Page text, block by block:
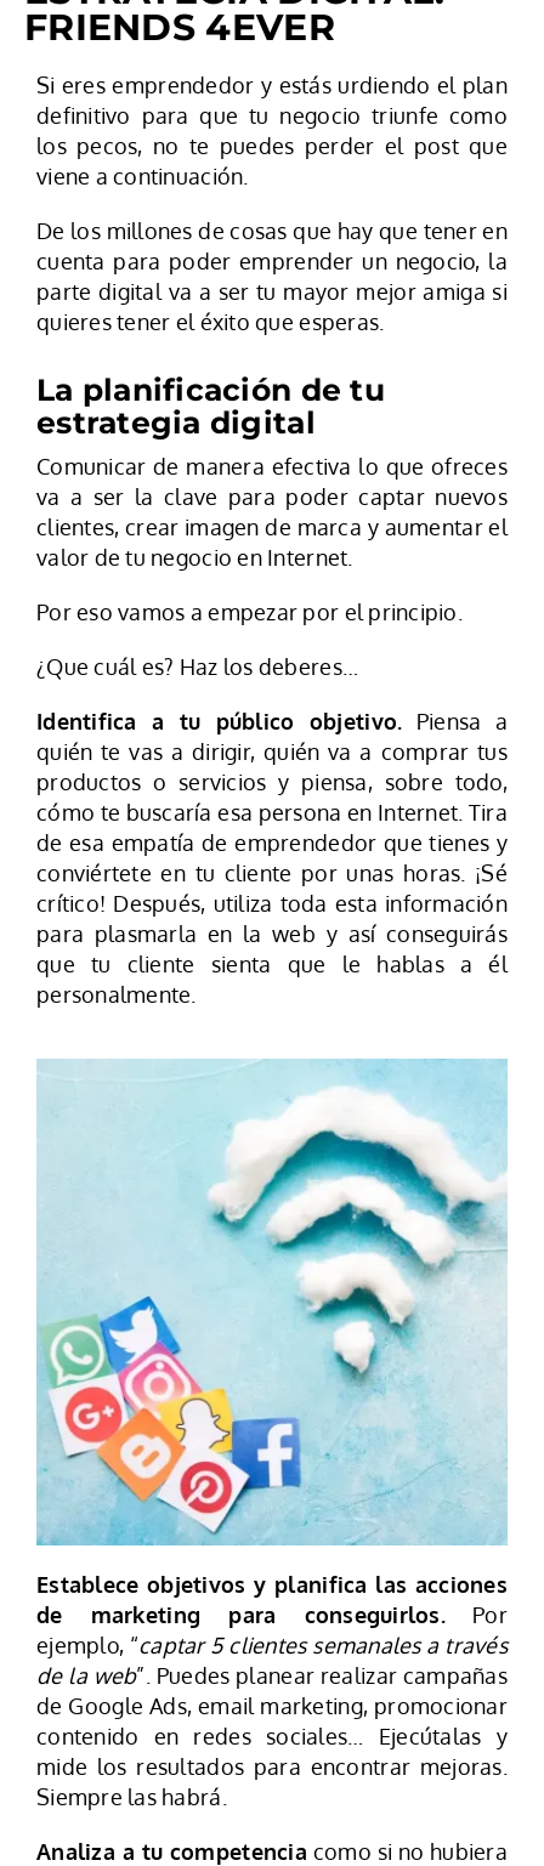
FRIENDS 4EVER
Si eres emprendedor y estás urdiendo el plan
definitivo para que tu negocio triunfe como
los pecos, no te puedes perder el post que
viene a continuación.
De los millones de cosas que hay que tener en
cuenta para poder emprender un negocio, la
parte digital va a ser tu mayor mejor amiga si
quieres tener el éxito que esperas.
La planificación de tu
estrategia digital
Comunicar de manera efectiva lo que ofreces
va a ser la clave para poder captar nuevos
clientes, crear imagen de marca y aumentar el
valor de tu negocio en Internet.
Por eso vamos a empezar por el principio.
¿Que cuál es? Haz los deberes…
Identifica a tu público objetivo. Piensa a
quién te vas a dirigir, quién va a comprar tus
productos o servicios y piensa, sobre todo,
cómo te buscaría esa persona en Internet. Tira
de esa empatía de emprendedor que tienes y
conviértete en tu cliente por unas horas. ¡Sé
crítico! Después, utiliza toda esta información
para plasmarla en la web y así conseguirás
que tu cliente sienta que le hablas a él
personalmente.
Establece objetivos y planifica las acciones
de marketing para conseguirlos. Por
ejemplo, “captar 5 clientes semanales a través
de la web”. Puedes planear realizar campañas
de Google Ads, email marketing, promocionar
contenido en redes sociales… Ejecútalas y
mide los resultados para encontrar mejoras.
Siempre las habrá.
Analiza a tu competencia como si no hubiera